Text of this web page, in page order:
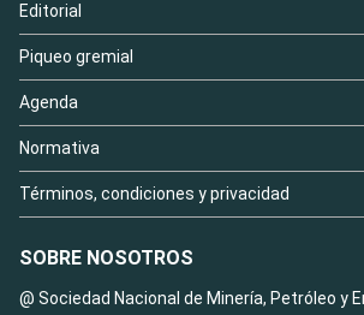
Editorial
Piqueo gremial
Agenda
Normativa
Términos, condiciones y privacidad
SOBRE NOSOTROS
@ Sociedad Nacional de Minería, Petróleo y